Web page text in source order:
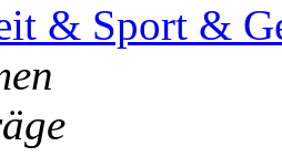
& Sport &